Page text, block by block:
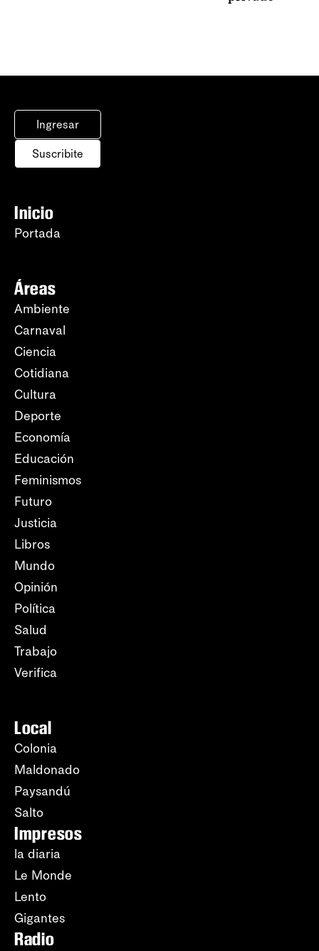
Ingresar
Suscribite
Inicio
Portada
Áreas
Ambiente
Carnaval
Ciencia
Cotidiana
Cultura
Deporte
Economía
Educación
Feminismos
Futuro
Justicia
Libros
Mundo
Opinión
Política
Salud
Trabajo
Verifica
Local
Colonia
Maldonado
Paysandú
Salto
Impresos
la diaria
Le Monde
Lento
Gigantes
Radio